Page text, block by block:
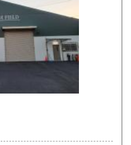
愛媛県
福岡県
（請求書払い）でのご注文